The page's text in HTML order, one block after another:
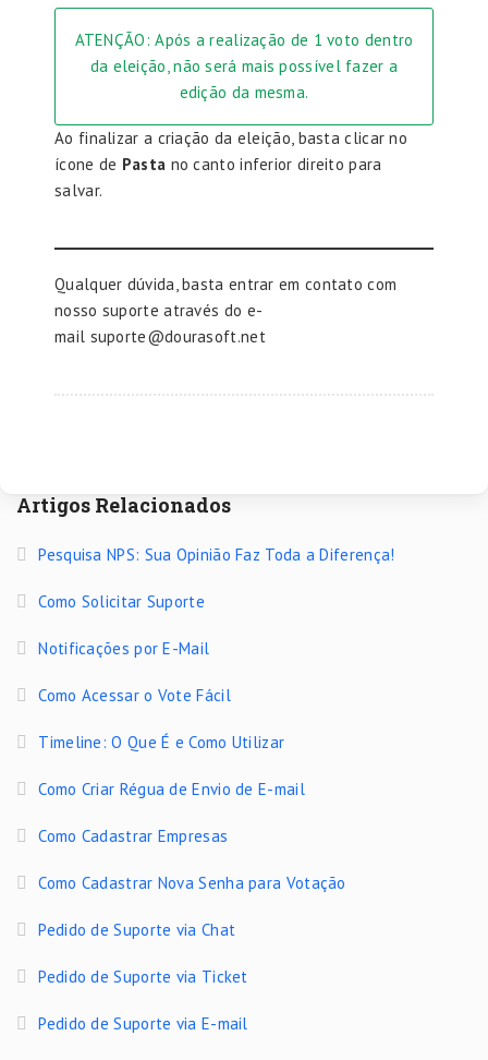
ATENÇÃO: Após a realização de 1 voto dentro
da eleição, não será mais possível fazer a
edição da mesma.
Ao finalizar a criação da eleição, basta clicar no
ícone de Pasta no canto inferior direito para
salvar.
Qualquer dúvida, basta entrar em contato com
nosso suporte através do e-
mail suporte@dourasoft.net
Artigos Relacionados
Pesquisa NPS: Sua Opinião Faz Toda a Diferença!
Como Solicitar Suporte
Notificações por E-Mail
Como Acessar o Vote Fácil
Timeline: O Que É e Como Utilizar
Como Criar Régua de Envio de E-mail
Como Cadastrar Empresas
Como Cadastrar Nova Senha para Votação
Pedido de Suporte via Chat
Pedido de Suporte via Ticket
Pedido de Suporte via E-mail